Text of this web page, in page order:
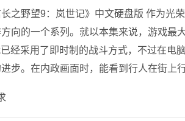
野望9：岚世记》中文硬盘版 作为光荣
向的一个系列。就以本集来说，游戏最
经采用了即时制的战斗方式，不过在电
步。在内政画面时，能看到行人在街上